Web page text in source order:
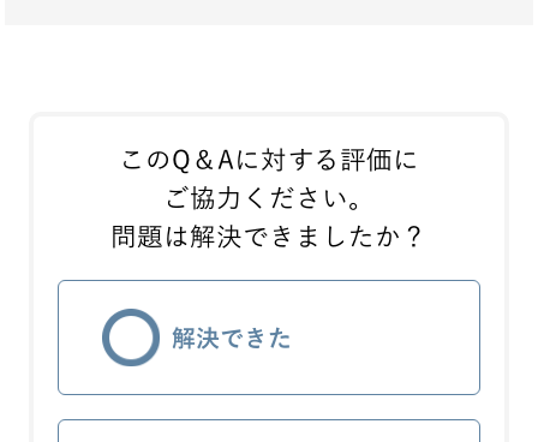
このQ＆Aに対する評価に
ご協力ください。
問題は解決できましたか？
解決できた